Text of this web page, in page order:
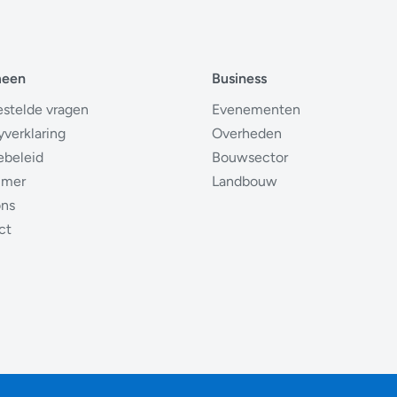
vragen
Business
Evenementen
Overheden
Bouwsector
Landbouw